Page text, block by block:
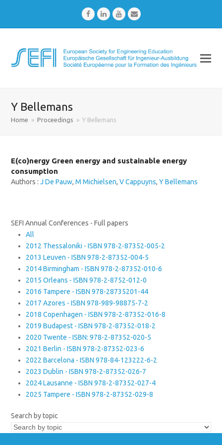
FacebookLinkedInYoutubeEmail
Y Bellemans
Home » Proceedings » Y Bellemans
E(co)nergy Green energy and sustainable energy
consumption
Authors :J De Pauw,M Michielsen,V Cappuyns,Y Bellemans
SEFI Annual Conferences - Full papers
All
2012 Thessaloniki - ISBN 978-2-87352-005-2
2013 Leuven - ISBN 978-2-87352-004-5
2014 Birmingham - ISBN 978-2-87352-010-6
2015 Orleans - ISBN 978-2-8752-012-0
2016 Tampere - ISBN 978-28735201-44
2017 Azores - ISBN 978-989-98875-7-2
2018 Copenhagen - ISBN 978-2-87352-016-8
2019 Budapest - ISBN 978-2-87352-018-2
2020 Twente - ISBN: 978-2-87352-020-5
2021 Berlin - ISBN 978-2-87352-023-6
2022 Barcelona - ISBN 978-84-123222-6-2
2023 Dublin - ISBN 978-2-87352-026-7
2024 Lausanne - ISBN 978-2-87352-027-4
2025 Tampere - ISBN 978-2-87352-029-8
Search by topic